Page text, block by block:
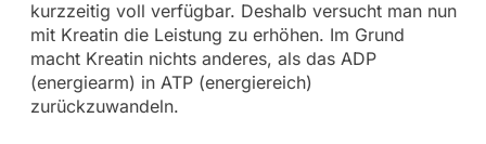
kurzzeitig voll verfügbar. Deshalb versucht man nun
mit Kreatin die Leistung zu erhöhen. Im Grund
macht Kreatin nichts anderes, als das ADP
(energiearm) in ATP (energiereich)
zurückzuwandeln.